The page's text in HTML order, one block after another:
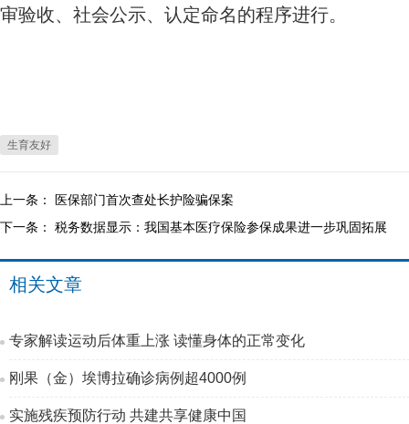
审验收、社会公示、认定命名的程序进行。
生育友好
上一条：
医保部门首次查处长护险骗保案
下一条： 税务数据显示：我国基本医疗保险参保成果进一步巩固拓展
相关文章
专家解读运动后体重上涨 读懂身体的正常变化
刚果（金）埃博拉确诊病例超4000例
实施残疾预防行动 共建共享健康中国